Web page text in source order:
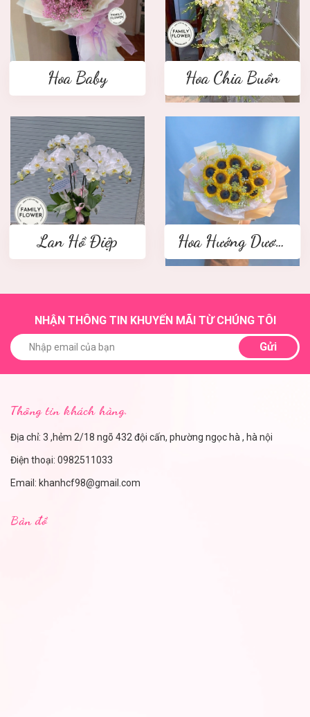
Hoa Baby Hoa Chia Buồn
Lan Hồ Điệp Hoa Hướng Dương
NHẬN THÔNG TIN KHUYẾN MÃI TỪ CHÚNG TÔI
Gửi
Thông tin khách hàng.
Địa chỉ: 3 ,hẻm 2/18 ngõ 432 đội cấn, phường ngọc hà , hà nội
Điện thoại: 0982511033
Email: khanhcf98@gmail.com
Bản đồ